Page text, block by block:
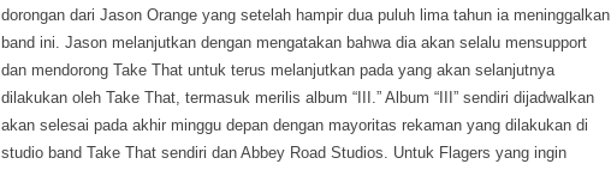
dorongan dari Jason Orange yang setelah hampir dua puluh lima tahun ia meninggalkan
band ini. Jason melanjutkan dengan mengatakan bahwa dia akan selalu mensupport
dan mendorong Take That untuk terus melanjutkan pada yang akan selanjutnya
dilakukan oleh Take That, termasuk merilis album “III.” Album “III” sendiri dijadwalkan
akan selesai pada akhir minggu depan dengan mayoritas rekaman yang dilakukan di
studio band Take That sendiri dan Abbey Road Studios. Untuk Flagers yang ingin